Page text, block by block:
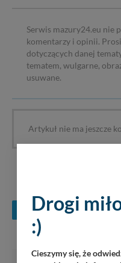
Serwis mazury24.eu nie
komentarzy i opinii.
dotyczących danej
tematem, wulgarne,
usuwane.
Artykuł nie ma jeszcze
SIERPIEŃ
PN
27 28 29
Drogi
:)
Cieszymy się, że